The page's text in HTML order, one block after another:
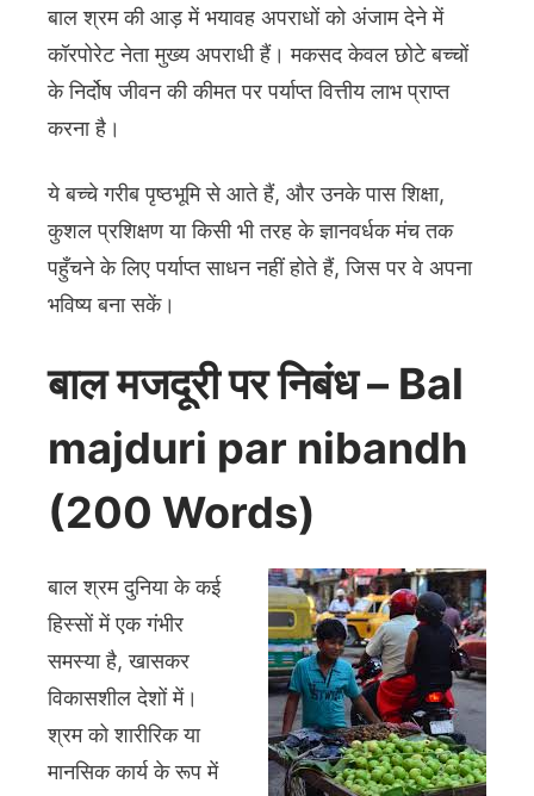
बाल श्रम की आड़ में भयावह अपराधों को अंजाम देने में
कॉरपोरेट नेता मुख्य अपराधी हैं। मकसद केवल छोटे बच्चों
के निर्दोष जीवन की कीमत पर पर्याप्त वित्तीय लाभ प्राप्त
करना है।
ये बच्चे गरीब पृष्ठभूमि से आते हैं, और उनके पास शिक्षा,
कुशल प्रशिक्षण या किसी भी तरह के ज्ञानवर्धक मंच तक
पहुँचने के लिए पर्याप्त साधन नहीं होते हैं, जिस पर वे अपना
भविष्य बना सकें।
बाल मजदूरी पर निबंध – Bal
majduri par nibandh
(200 Words)
बाल श्रम दुनिया के कई
हिस्सों में एक गंभीर
समस्या है, खासकर
विकासशील देशों में।
श्रम को शारीरिक या
मानसिक कार्य के रूप में